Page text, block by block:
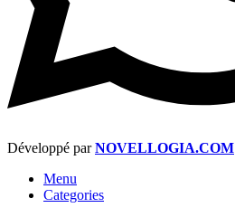
Développé parNOVELLOGIA.COM
Menu
Categories